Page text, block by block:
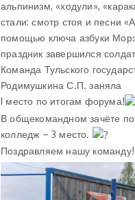
альпинизм, «ходули»,
стали: смотр стоя и песни
помощью ключа азбуки
праздник завершился
Команда Тульского
Родимушкина С.П. заняла
I место по итогам форума!
В общекомандном зачёте
колледж – 3 место.
Поздравляем нашу команду!